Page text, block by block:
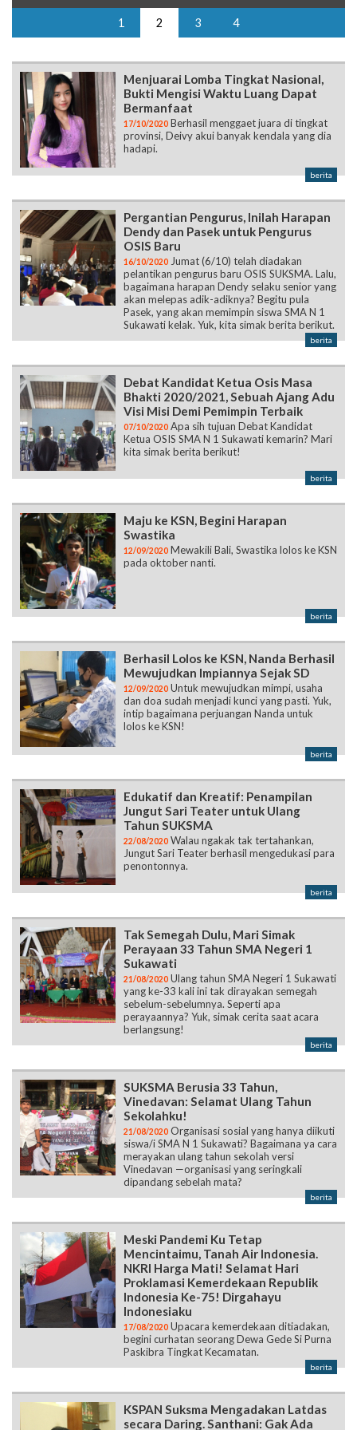
Menjuarai Lomba Tingkat Nasional,
Bukti Mengisi Waktu Luang Dapat
provinsi, Deivy akui banyak kendala yang dia
hadapi.
berita
Dendy dan Pasek untuk Pengurus
pelantikan pengurus baru OSIS SUKSMA. Lalu,
bagaimana harapan Dendy selaku senior yang
akan melepas adik-adiknya? Begitu pula
Pasek, yang akan memimpin siswa SMA N 1
Sukawati kelak. Yuk, kita simak berita berikut.
berita
Debat Kandidat Ketua Osis Masa
Bhakti 2020/2021, Sebuah Ajang Adu
Ketua OSIS SMA N 1 Sukawati kemarin? Mari
kita simak berita berikut!
berita
Swastika
pada oktober nanti.
Mewujudkan Impiannya Sejak SD
dan doa sudah menjadi kunci yang pasti. Yuk,
intip bagaimana perjuangan Nanda untuk
lolos ke KSN!
berita
Jungut Sari Teater untuk Ulang
Jungut Sari Teater berhasil mengedukasi para
penontonnya.
berita
Perayaan 33 Tahun SMA Negeri 1
yang ke-33 kali ini tak dirayakan semegah
sebelum-sebelumnya. Seperti apa
perayaannya? Yuk, simak cerita saat acara
berlangsung!
berita
SUKSMA Berusia 33 Tahun,
Vinedavan: Selamat Ulang Tahun
siswa/i SMA N 1 Sukawati? Bagaimana ya cara
merayakan ulang tahun sekolah versi
Vinedavan —organisasi yang seringkali
dipandang sebelah mata?
berita
Meski Pandemi Ku Tetap
Mencintaimu, Tanah Air Indonesia.
Proklamasi Kemerdekaan Republik
Indonesia Ke-75! Dirgahayu
Indonesiaku
17/08/2020Upacara kemerdekaan ditiadakan,
begini curhatan seorang Dewa Gede Si Purna
Paskibra Tingkat Kecamatan.
KSPAN Suksma Mengadakan Latdas
secara Daring. Santhani: Gak Ada
bukanlah hambatan untuk tetap produktif,
gak ada batas buat kreatifitas!"